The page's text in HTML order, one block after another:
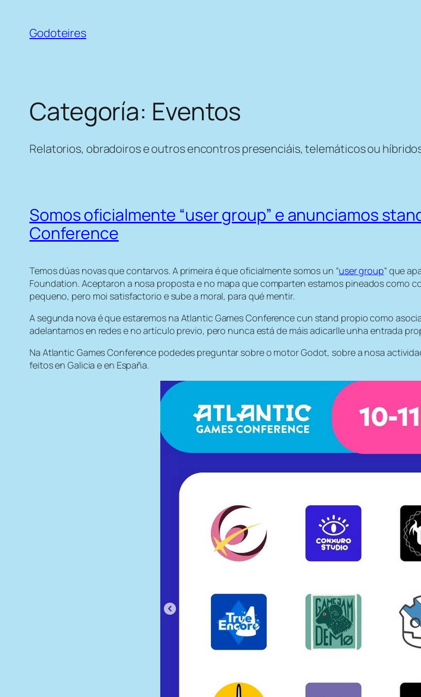
contido
Godoteires
Categoría: Eventos
Relatorios, obradoiros e outros encontros presenciáis, telemáticos ou
Somos oficialmente “user group” e anunciamos
Conference
Temos dúas novas que contarvos. A primeira é que oficialmente somos un “user group” que
Foundation. Aceptaron a nosa proposta e no mapa que comparten estamos pineados como
pequeno, pero moi satisfactorio e sube a moral, para qué mentir.
A segunda nova é que estaremos na Atlantic Games Conference cun stand propio como
adelantamos en redes e no artículo previo, pero nunca está de máis adicarlle unha entrada
Na Atlantic Games Conference podedes preguntar sobre o motor Godot, sobre a nosa
feitos en Galicia e en España.